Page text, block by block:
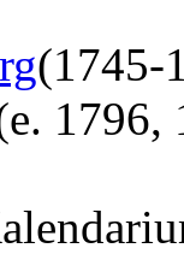
(1745-
1796,